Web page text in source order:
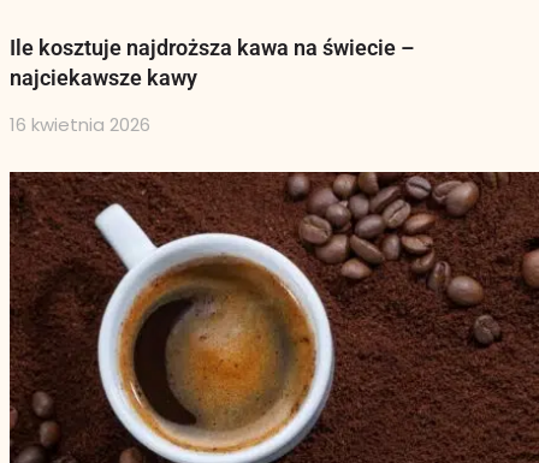
Ile kosztuje najdroższa kawa na świecie –
najciekawsze kawy
16 kwietnia 2026